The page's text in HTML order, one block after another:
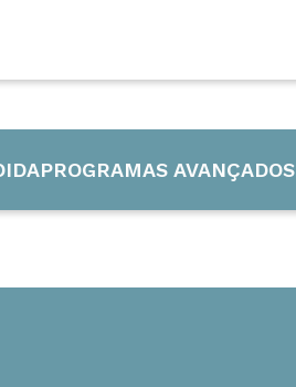
PROGRAMAS AVANÇADOS